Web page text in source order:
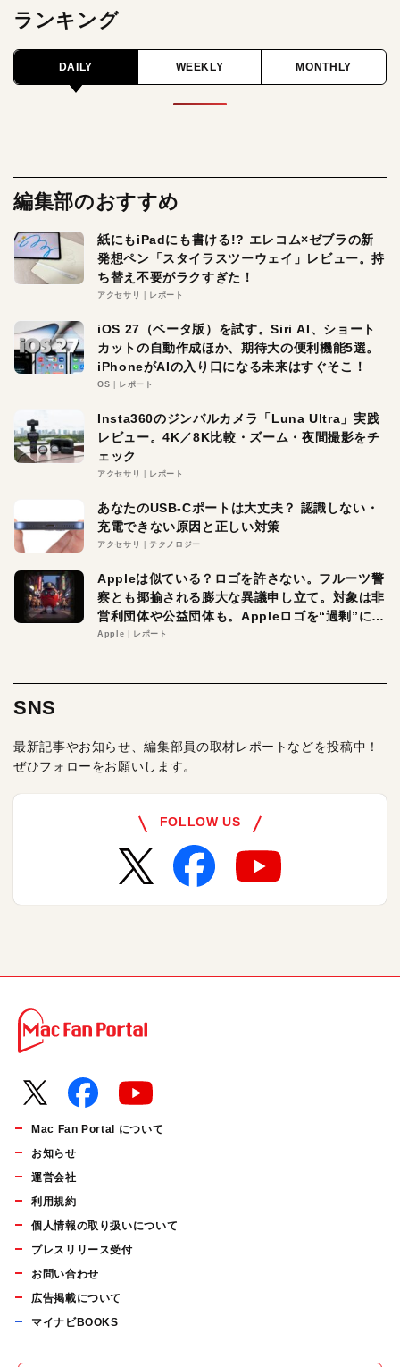
ランキング
DAILY WEEKLY MONTHLY
編集部のおすすめ
紙にもiPadにも書ける!? エレコム×ゼブラの新
発想ペン「スタイラスツーウェイ」レビュー。持
ち替え不要がラクすぎた！
アクセサリ レポート
iOS 27（ベータ版）を試す。Siri AI、ショート
カットの自動作成ほか、期待大の便利機能5選。
iPhoneがAIの入り口になる未来はすぐそこ！
OS レポート
Insta360のジンバルカメラ「Luna Ultra」実践
レビュー。4K／8K比較・ズーム・夜間撮影をチ
ェック
アクセサリ レポート
あなたのUSB-Cポートは大丈夫？ 認識しない・
充電できない原因と正しい対策
アクセサリ テクノロジー
Appleは似ている？ロゴを許さない。フルーツ警
察とも揶揄される膨大な異議申し立て。対象は非
営利団体や公益団体も。Appleロゴを“過剰”に守
る理由とは
Apple レポート
SNS
最新記事やお知らせ、編集部員の取材レポートなどを投稿中！
ぜひフォローをお願いします。
FOLLOW US
Mac Fan Portal について
お知らせ
運営会社
利用規約
個人情報の取り扱いについて
プレスリリース受付
お問い合わせ
広告掲載について
マイナビBOOKS